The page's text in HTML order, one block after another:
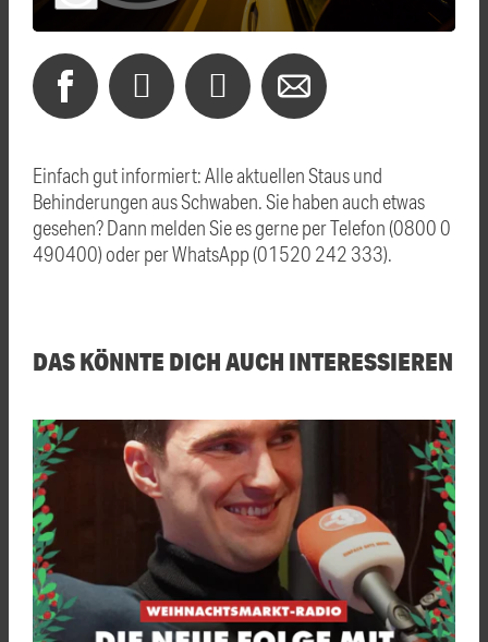
Einfach gut informiert: Alle aktuellen Staus und
Behinderungen aus Schwaben. Sie haben auch etwas
gesehen? Dann melden Sie es gerne per Telefon (0800 0
490400) oder per WhatsApp (01520 242 333).
DAS KÖNNTE DICH AUCH INTERESSIEREN